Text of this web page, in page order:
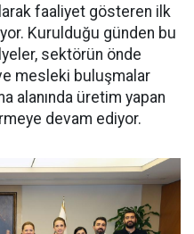
faaliyet gösteren ilk
Kurulduğu günden bu
sektörün önde
mesleki buluşmalar
alanında üretim yapan
devam ediyor.